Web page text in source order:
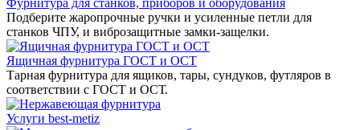
Фурнитура для станков, приборов и оборудования
Подберите жаропрочные ручки и усиленные петли для
станков ЧПУ, и виброзащитные замки-защелки.
Ящичная фурнитура ГОСТ и ОСТ
Тарная фурнитура для ящиков, тары, сундуков, футляров в
соответствии с ГОСТ и ОСТ.
Услуги best-metiz